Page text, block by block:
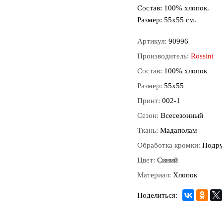
Состав: 100% хлопок.
Размер: 55х55 см.
Артикул: 90996
Производитель: Rossini
Состав: 100% хлопок
Размер: 55х55
Принт: 002-1
Сезон: Всесезонный
Ткань: Мадаполам
Обработка кромки:
Цвет: Синий
Материал: Хлопок
Поделиться: